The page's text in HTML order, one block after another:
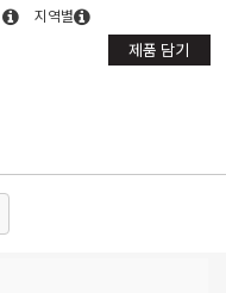
지역별
제품 담기